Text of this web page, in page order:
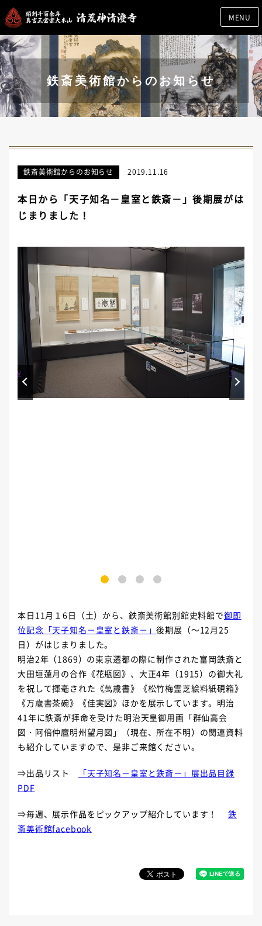
MENU
鉄斎美術館からのお知らせ
鉄斎美術館からのお知らせ 2019.11.16
本日から「天子知名－皇室と鉄斎－」後期展がは
じまりました！
3 4
Prev Next
本日11月１6日（土）から、鉄斎美術館別館史料館で御即
位記念「天子知名－皇室と鉄斎－」後期展（～12月25
日）がはじまりました。
明治2年（1869）の東京遷都の際に制作された富岡鉄斎と
大田垣蓮月の合作《花瓶図》、大正4年（1915）の御大礼
を祝して揮毫された《萬歳書》《松竹梅霊芝絵料紙硯箱》
《万歳書茶碗》《佳実図》ほかを展示しています。明治
41年に鉄斎が拝命を受けた明治天皇御用画「群仙高会
図・阿倍仲麿明州望月図」（現在、所在不明）の関連資料
も紹介していますので、是非ご来館ください。
⇒出品リスト
「天子知名－皇室と鉄斎－」展出品目録
PDF
⇒毎週、展示作品をピックアップ紹介しています！鉄
斎美術館facebook